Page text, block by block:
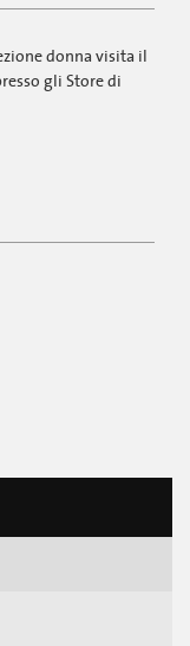
donna visita il
gli Store di